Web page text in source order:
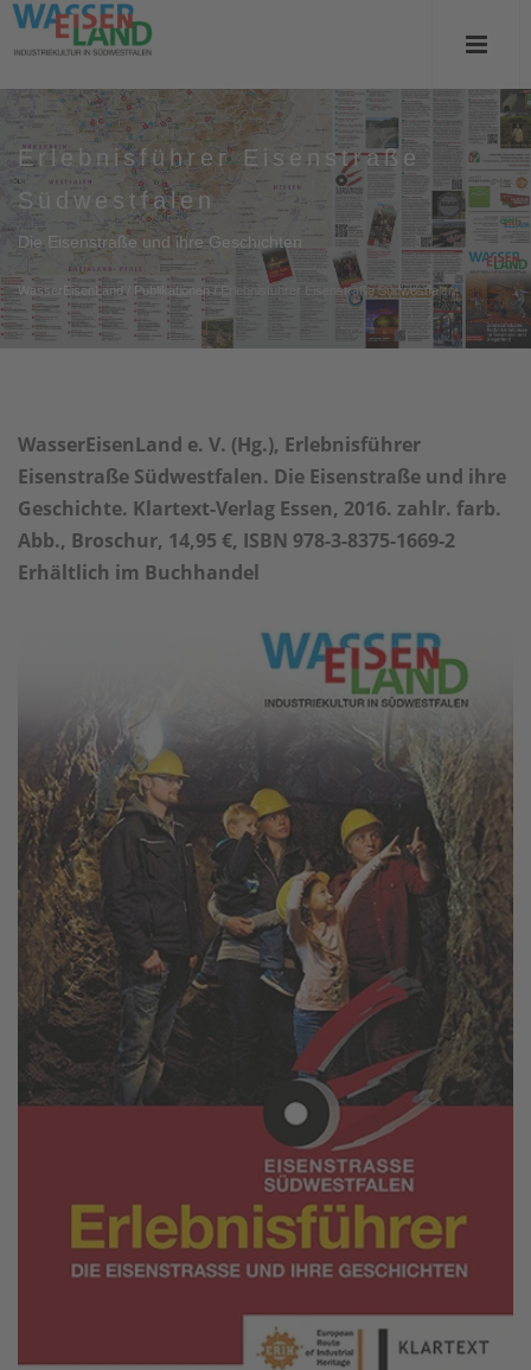
Erlebnisführer Eisenstraße
Südwestfalen
Die Eisenstraße und ihre Geschichten
WasserEisenLand Publikationen / Erlebnisführer Eisenstraße Südwestfalen
WasserEisenLand e. V. (Hg.), Erlebnisführer
Eisenstraße Südwestfalen. Die Eisenstraße und ihre
Geschichte. Klartext-Verlag Essen, 2016. zahlr. farb.
Abb., Broschur, 14,95 €, ISBN 978-3-8375-1669-2
Erhältlich im Buchhandel